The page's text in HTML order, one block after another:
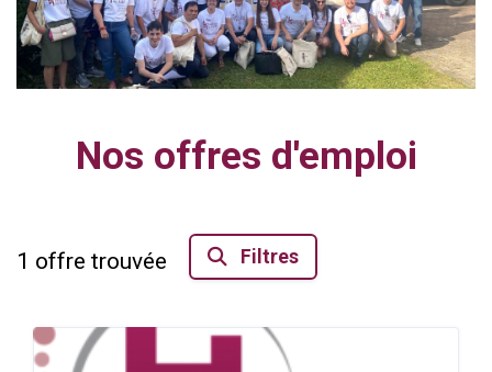
Nos offres d'emploi
1 offre trouvée Filtres